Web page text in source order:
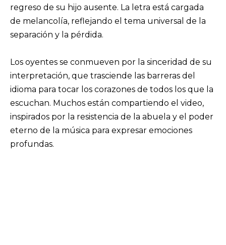
regreso de su hijo ausente. La letra está cargada
de melancolía, reflejando el tema universal de la
separación y la pérdida.
Los oyentes se conmueven por la sinceridad de su
interpretación, que trasciende las barreras del
idioma para tocar los corazones de todos los que la
escuchan. Muchos están compartiendo el video,
inspirados por la resistencia de la abuela y el poder
eterno de la música para expresar emociones
profundas.